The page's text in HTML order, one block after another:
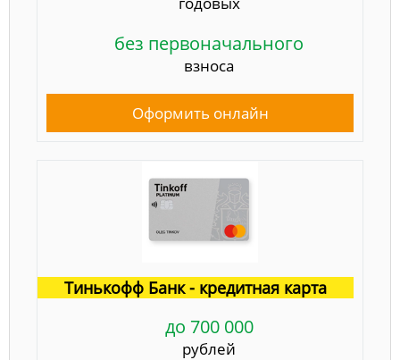
без первоначального
взноса
Оформить онлайн
Тинькофф Банк - кредитная карта
до 700 000
рублей